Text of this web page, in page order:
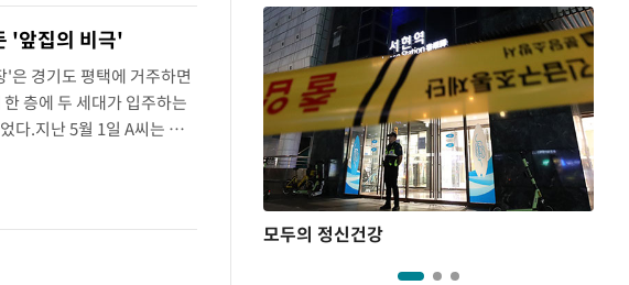
'앞집의 비극'
은 경기도 평택에 거주하면
층에 두 세대가 입주하는
다.지난 5월 1일 A씨는 퇴
소리가 나는 것 같다"고
모두의 정신건강